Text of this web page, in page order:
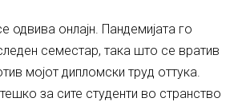
одвива онлајн. Пандемијата го
семестар, така што се вратив
мојот дипломски труд оттука.
за сите студенти во странство